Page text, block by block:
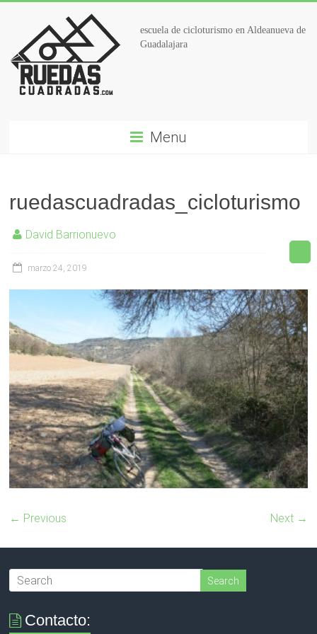
escuela de cicloturismo en Aldeanueva de
Guadalajara
Menu
ruedascuadradas_cicloturismo
David Barrionuevo
marzo 24, 2019
← Previous Next →
Contacto: